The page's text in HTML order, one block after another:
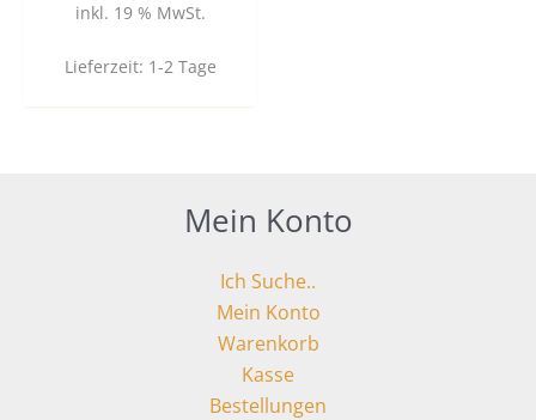
inkl. 19 % MwSt.
Lieferzeit: 1-2 Tage
Mein Konto
Ich Suche..
Mein Konto
Warenkorb
Kasse
Bestellungen